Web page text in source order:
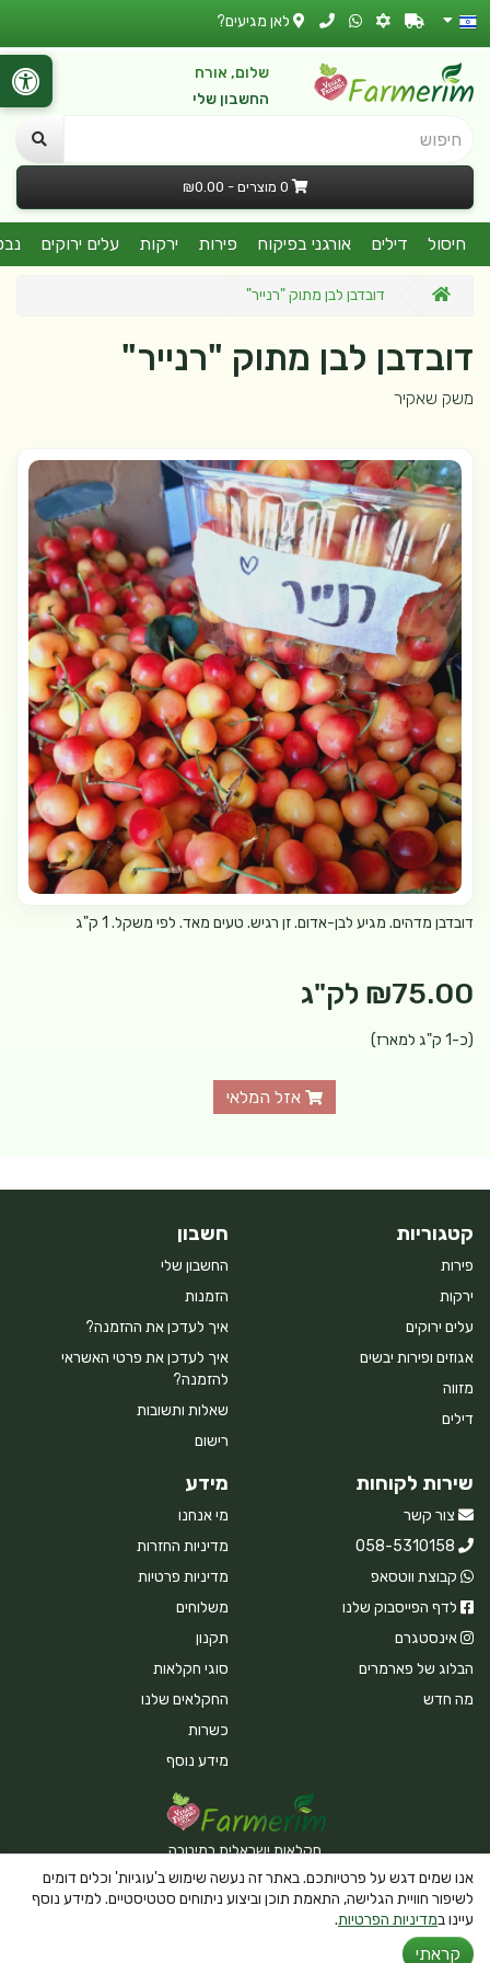
לאן מגיעים?
שלום, אורח
החשבון שלי
חיפוש
0 מוצרים - ₪0.00
חיסול דילים אורגני בפיקוח פירות ירקות עלים ירוקים
דובדבן לבן מתוק "רנייר"
דובדבן לבן מתוק "רנייר"
משק שאקיר
דובדבן מדהים. מגיע לבן-אדום. זן רגיש. טעים מאד. לפי משקל. 1 ק"ג
₪75.00 לק"ג
(כ-1 ק"ג למארז)
אזל המלאי
קטגוריות
פירות
ירקות
עלים ירוקים
אגוזים ופירות יבשים
מזווה
דילים
חשבון
החשבון שלי
הזמנות
איך לעדכן את ההזמנה?
איך לעדכן את פרטי האשראי
להזמנה?
שאלות ותשובות
רישום
שירות לקוחות
צור קשר
058-5310158
קבוצת ווטסאפ
לדף הפייסבוק שלנו
אינסטגרם
הבלוג של פארמרים
מה חדש
מידע
מי אנחנו
מדיניות החזרות
מדיניות פרטיות
משלוחים
תקנון
סוגי חקלאות
החקלאים שלנו
כשרות
מידע נוסף
חקלאות ישראלית במיטבה
Powered By Farmerim
אנו שמים דגש על פרטיותכם. באתר זה נעשה שימוש ב'עוגיות' וכלים דומים
לשיפור חוויית הגלישה, התאמת תוכן וביצוע ניתוחים סטטיסטיים. למידע נוסף
עיינו במדיניות הפרטיות.
קראתי